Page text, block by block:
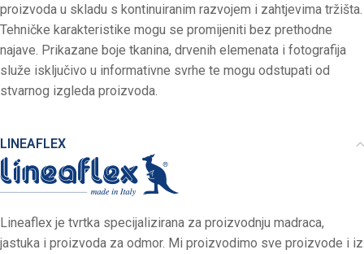
proizvoda u skladu s kontinuiranim razvojem i zahtjevima tržišta.
Tehničke karakteristike mogu se promijeniti bez prethodne
najave. Prikazane boje tkanina, drvenih elemenata i fotografija
služe isključivo u informativne svrhe te mogu odstupati od
stvarnog izgleda proizvoda.
LINEAFLEX
Lineaflex je tvrtka specijalizirana za proizvodnju madraca,
jastuka i proizvoda za odmor. Mi proizvodimo sve proizvode i iz